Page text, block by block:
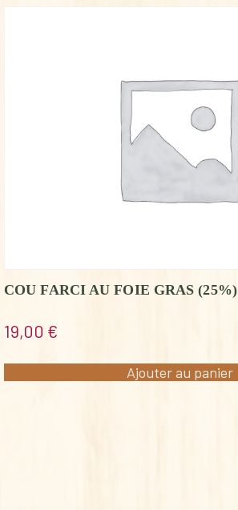
COU FARCI AU FOIE GRAS (25%)
19,00 €
Ajouter au panier